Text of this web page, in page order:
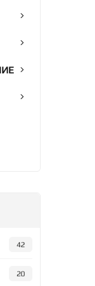
42
20